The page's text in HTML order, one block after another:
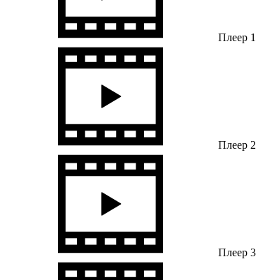
Плеер 1
Плеер 2
Плеер 3